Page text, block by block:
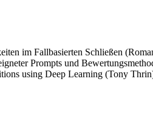
im Fallbasierten Schließen
Prompts und
using Deep Learning (Tony